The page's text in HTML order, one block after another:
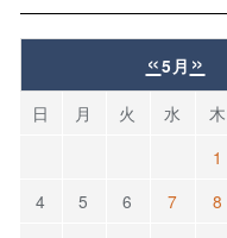
«5月 »
日 月 火 水 木
1
4
5 6 7 8